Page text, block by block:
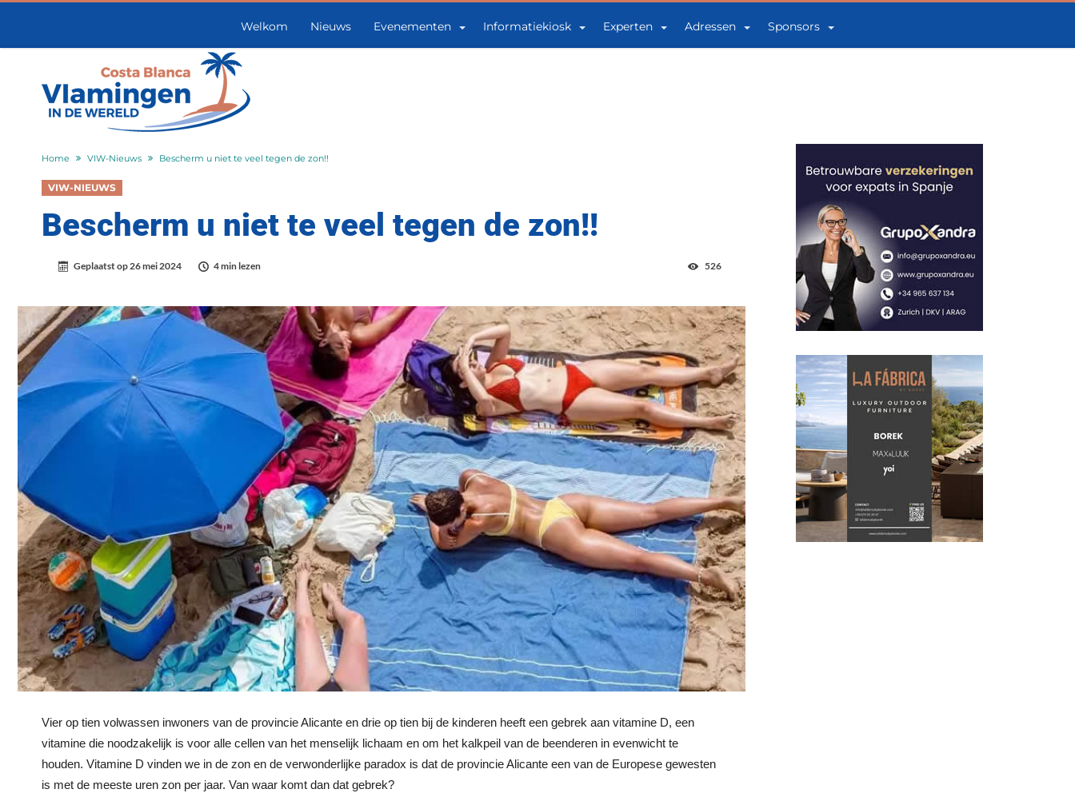
Welkom Nieuws Evenementen Informatiekiosk Experten Adressen Sponsors
Home VIW-Nieuws Bescherm u niet te veel tegen de zon!!
VIW-NIEUWS
Bescherm u niet te veel tegen de zon!!
Geplaatst op26 mei 2024 4 min lezen 526
Vier op tien volwassen inwoners van de provincie Alicante en drie op tien bij de kinderen heeft een gebrek aan vitamine D, een
vitamine die noodzakelijk is voor alle cellen van het menselijk lichaam en om het kalkpeil van de beenderen in evenwicht te
houden. Vitamine D vinden we in de zon en de verwonderlijke paradox is dat de provincie Alicante een van de Europese gewesten
is met de meeste uren zon per jaar. Van waar komt dan dat gebrek?